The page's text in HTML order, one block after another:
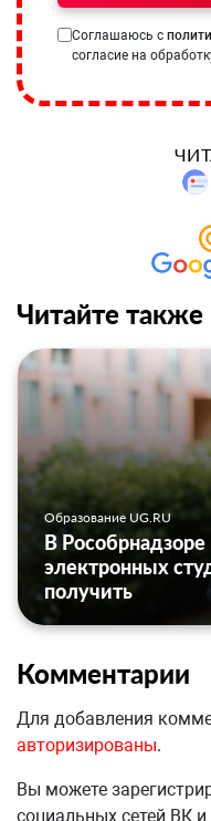
Соглашаюсь с
согласие на
Читайте также
Образование UG.RU
В
электронных
получить
Комментарии
Для добавления
авторизированы.
Вы можете
социальных сетей ВК